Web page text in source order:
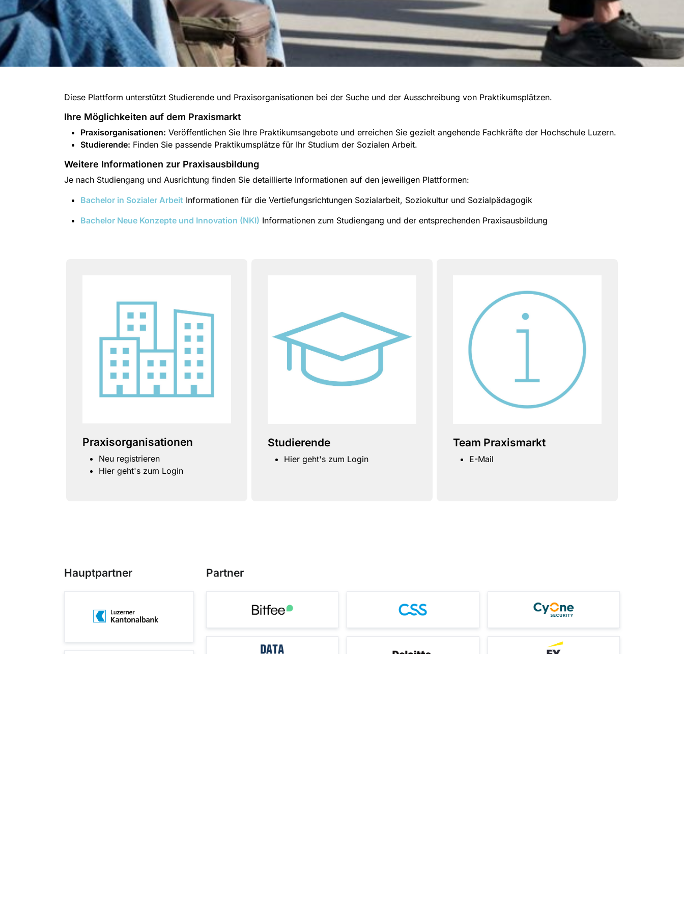
Diese Plattform unterstützt Studierende und Praxisorganisationen bei der Suche und der Ausschreibung von Praktikumsplätzen.
Ihre Möglichkeiten auf dem Praxismarkt
Praxisorganisationen: Veröffentlichen Sie Ihre Praktikumsangebote und erreichen Sie gezielt angehende Fachkräfte der Hochschule Luzern.
Studierende: Finden Sie passende Praktikumsplätze für Ihr Studium der Sozialen Arbeit.
Weitere Informationen zur Praxisausbildung
Je nach Studiengang und Ausrichtung finden Sie detaillierte Informationen auf den jeweiligen Plattformen:
Bachelor in Sozialer Arbeit Informationen für die Vertiefungsrichtungen Sozialarbeit, Soziokultur und Sozialpädagogik
Bachelor Neue Konzepte und Innovation (NKI) Informationen zum Studiengang und der entsprechenden Praxisausbildung
Praxisorganisationen
Neu registrieren
Hier geht's zum Login
Studierende
Hier geht's zum Login
Team Praxismarkt
E-Mail
Hauptpartner Partner